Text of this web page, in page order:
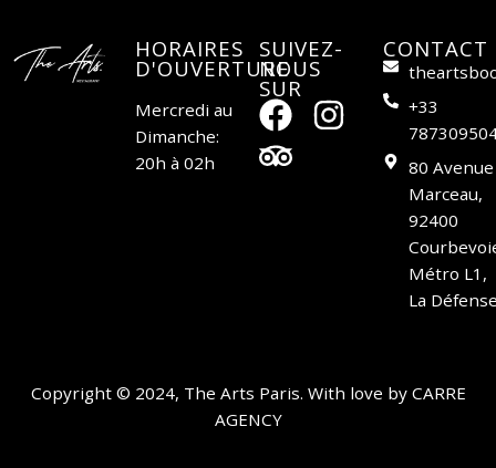
HORAIRES
D'OUVERTURE
Mercredi au
Dimanche:
20h à 02h
SUIVEZ-
NOUS
SUR
CONTACT
+33
80 Avenue
Marceau,
92400
Métro L1,
La
Copyright © 2024, The Arts Paris. With love by CARRE
AGENCY